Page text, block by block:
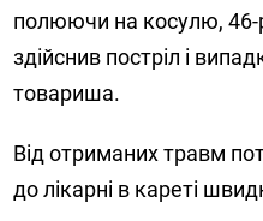
полюючи на косулю, 46-
здійснив постріл і
товариша.
Від отриманих травм
до лікарні в кареті